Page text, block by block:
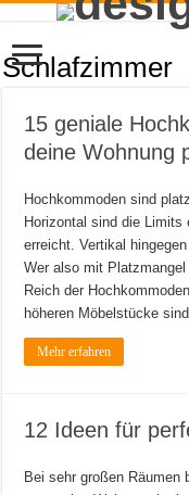
Schlafzimmer
15 geniale
deine Wohnung
Hochkommoden sind
Horizontal sind die Limits
erreicht. Vertikal
Wer also mit
Reich der
höheren Möbelstücke
Mehr erfahren
12 Ideen für
Bei sehr großen